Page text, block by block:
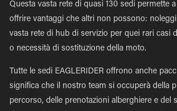
Questa vasta rete di quasi 130 sedi permette a
offrire vantaggi che altri non possono:
vasta rete di hub di servizio per quei rari casi
o necessità di sostituzione della moto.
Tutte le sedi EAGLERIDER offrono anche
significa che il nostro team si occuperà della
percorso, delle prenotazioni alberghiere e del